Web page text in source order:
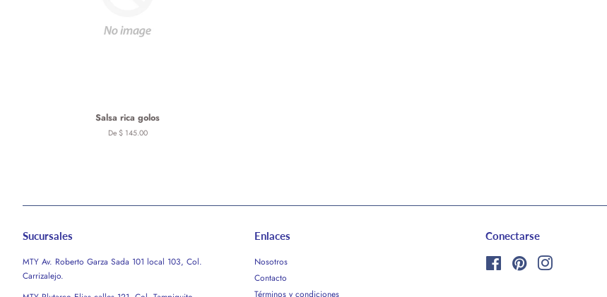
Salsa rica golos
De $ 145.00
Sucursales
MTY Av. Roberto Garza Sada 101 local 103, Col.
Carrizalejo.
Enlaces
Nosotros
Contacto
Términos y condiciones
Conectarse
FacebookPinterest